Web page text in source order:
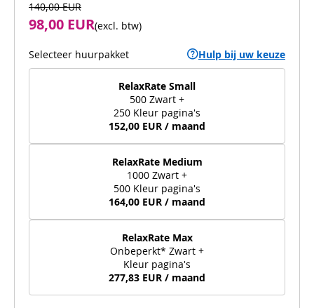
140,00 EUR
98,00 EUR(excl. btw)
Selecteer huurpakket Hulp bij uw keuze
RelaxRate Small
500 Zwart +
250 Kleur pagina's
152,00 EUR / maand
RelaxRate Medium
1000 Zwart +
500 Kleur pagina's
164,00 EUR / maand
RelaxRate Max
Onbeperkt* Zwart +
Kleur pagina's
277,83 EUR / maand